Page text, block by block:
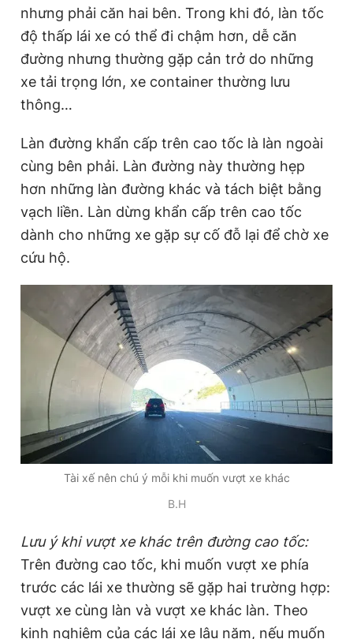
nhưng phải căn hai bên. Trong khi đó, làn tốc
độ thấp lái xe có thể đi chậm hơn, dễ căn
đường nhưng thường gặp cản trở do những
xe tải trọng lớn, xe container thường lưu
thông…
Làn đường khẩn cấp trên cao tốc là làn ngoài
cùng bên phải. Làn đường này thường hẹp
hơn những làn đường khác và tách biệt bằng
vạch liền. Làn dừng khẩn cấp trên cao tốc
dành cho những xe gặp sự cố đỗ lại để chờ xe
cứu hộ.
Tài xế nên chú ý mỗi khi muốn vượt xe khác
B.H
Lưu ý khi vượt xe khác trên đường cao tốc:
Trên đường cao tốc, khi muốn vượt xe phía
trước các lái xe thường sẽ gặp hai trường hợp:
vượt xe cùng làn và vượt xe khác làn. Theo
kinh nghiệm của các lái xe lâu năm, nếu muốn